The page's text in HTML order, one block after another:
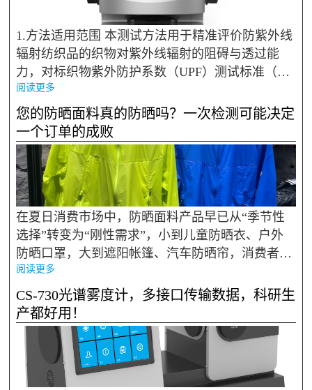
1.方法适用范围 本测试方法用于精准评价防紫外线
辐射纺织品的织物对紫外线辐射的阻碍与透过能
力，对标织物紫外防护系数（UPF）测试标准（AA
TCC183,AS/NZS 4399,ISO13758）,为纺织品防紫外
线性能的量化评估提供可靠依据。 本方法适配彩谱
科技U...
阅读更多
您的防晒面料真的防晒吗？一次检测可能决定
一个订单的成败
在夏日消费市场中，防晒面料产品早已从“季节性
选择”转变为“刚性需求”，小到儿童防晒衣、户外
防晒口罩，大到遮阳帐篷、汽车防晒帘，消费者对
“防晒”功能的关注度与日俱增。但“防晒”二字绝非
商家口中的营销话术，其背后需要实打实的防护性
能支撑——一旦产品实...
阅读更多
CS-730光谱雾度计，多接口传输数据，科研生
产都好用！